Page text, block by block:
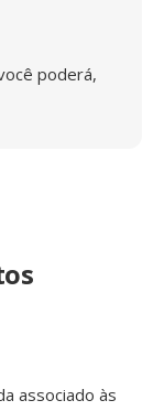
poderá,
associado às